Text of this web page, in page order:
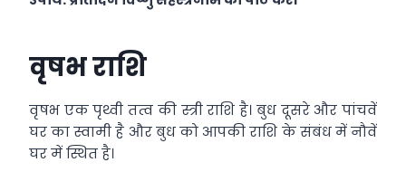
वृषभ राशि
वृषभ एक पृथ्वी तत्व की स्त्री राशि है। बुध दूसरे और पांचवें
घर का स्वामी है और बुध को आपकी राशि के संबंध में नौवें
घर में स्थित है।